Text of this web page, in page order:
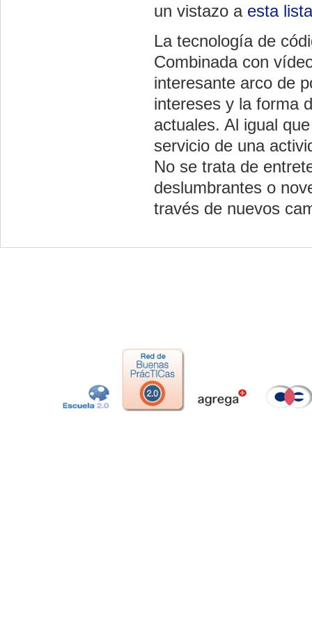
un vistazo a esta lista
La tecnología de
Combinada con
interesante arco de
intereses y la forma
actuales. Al igual
servicio de una
No se trata de
deslumbrantes o
través de nuevos